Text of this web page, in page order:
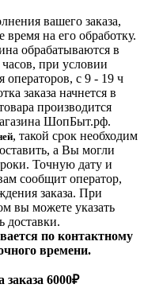
вашего заказа,
на его обработку.
обрабатываются в
при условии
операторов, с 9 - 19 ч
заказа начнется в
производится
ШопБыт.рф.
, такой срок необходим
а Вы могли
Точную дату и
сообщит оператор,
заказа. При
вы можете указать
доставки.
по контактному
времени.
6000₽